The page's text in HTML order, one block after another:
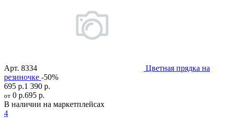
Арт. 8334
Цветная прядка на
резиночке -50%
695 р.1 390 р.
от 0 р.695 р.
В наличии на маркетплейсах
4